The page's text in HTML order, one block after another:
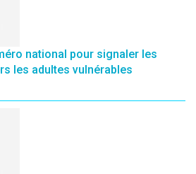
national pour signaler les
les adultes vulnérables